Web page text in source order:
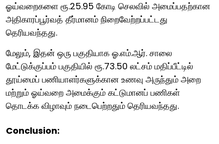
ஓய்வறைகளை ரூ.25.95 கோடி செலவில் அமைப்பதற்கான
அதிகாரப்பூர்வத் தீர்மானம் நிறைவேற்றப்பட்டது
தெரியவந்தது.
மேலும், இதன் ஒரு பகுதியாக ஓ.எம்.ஆர். சாலை
மேட்டுக்குப்பம் பகுதியில் ரூ.73.50 லட்சம் மதிப்பீட்டில்
தூய்மைப் பணியாளர்களுக்கான உணவு அருந்தும் அறை
மற்றும் ஓய்வறை அமைக்கும் கட்டுமானப் பணிகள்
தொடக்க விழாவும் நடைபெற்றதும் தெரியவந்தது.
Conclusion: